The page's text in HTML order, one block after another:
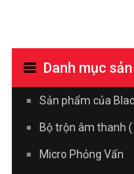
Danh mục
Sản phẩm của
Bộ trộn âm thanh
Micro Phỏng Vấn